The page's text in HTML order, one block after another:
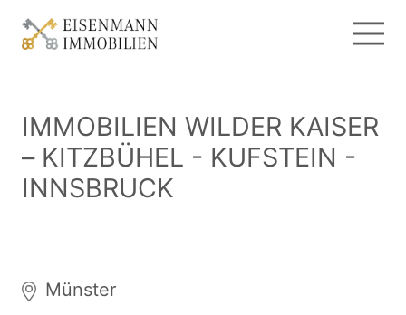
IMMOBILIEN WILDER KAISER
– KITZBÜHEL - KUFSTEIN -
INNSBRUCK
Münster